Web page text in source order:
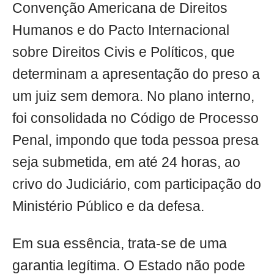
Convenção Americana de Direitos
Humanos e do Pacto Internacional
sobre Direitos Civis e Políticos, que
determinam a apresentação do preso a
um juiz sem demora. No plano interno,
foi consolidada no Código de Processo
Penal, impondo que toda pessoa presa
seja submetida, em até 24 horas, ao
crivo do Judiciário, com participação do
Ministério Público e da defesa.
Em sua essência, trata-se de uma
garantia legítima. O Estado não pode